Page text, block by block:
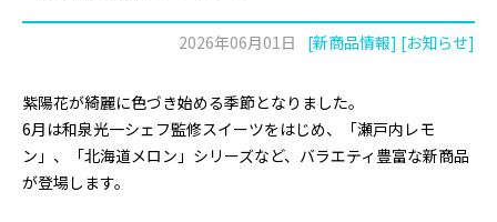
2026年06月01日 [新商品情報] [お知らせ]
紫陽花が綺麗に色づき始める季節となりました。
6月は和泉光一シェフ監修スイーツをはじめ、「瀬戸内レモ
ン」、「北海道メロン」シリーズなど、バラエティ豊富な新商品
が登場します。